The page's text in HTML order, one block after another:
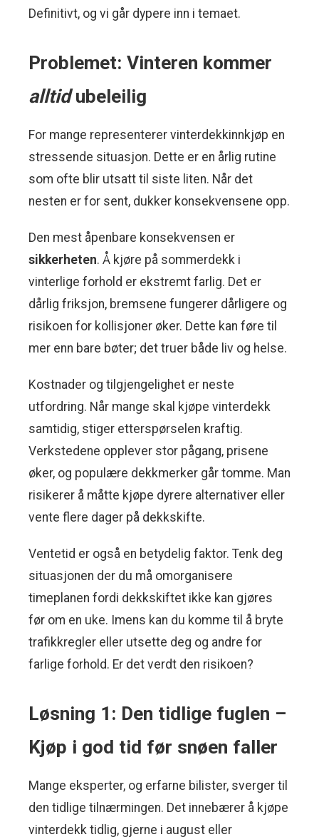
Definitivt, og vi går dypere inn i temaet.
Problemet: Vinteren kommer
alltidubeleilig
For mange representerer vinterdekkinnkjøp en
stressende situasjon. Dette er en årlig rutine
som ofte blir utsatt til siste liten. Når det
nesten er for sent, dukker konsekvensene opp.
Den mest åpenbare konsekvensen er
sikkerheten. Å kjøre på sommerdekk i
vinterlige forhold er ekstremt farlig. Det er
dårlig friksjon, bremsene fungerer dårligere og
risikoen for kollisjoner øker. Dette kan føre til
mer enn bare bøter; det truer både liv og helse.
Kostnader og tilgjengelighet er neste
utfordring. Når mange skal kjøpe vinterdekk
samtidig, stiger etterspørselen kraftig.
Verkstedene opplever stor pågang, prisene
øker, og populære dekkmerker går tomme. Man
risikerer å måtte kjøpe dyrere alternativer eller
vente flere dager på dekkskifte.
Ventetid er også en betydelig faktor. Tenk deg
situasjonen der du må omorganisere
timeplanen fordi dekkskiftet ikke kan gjøres
før om en uke. Imens kan du komme til å bryte
trafikkregler eller utsette deg og andre for
farlige forhold. Er det verdt den risikoen?
Løsning 1: Den tidlige fuglen –
Kjøp i god tid før snøen faller
Mange eksperter, og erfarne bilister, sverger til
den tidlige tilnærmingen. Det innebærer å kjøpe
vinterdekk tidlig, gjerne i august eller